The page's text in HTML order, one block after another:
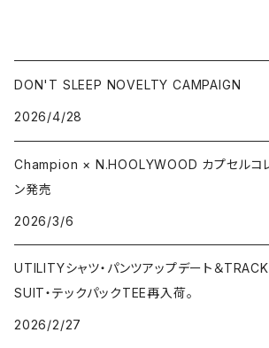
DON'T SLEEP NOVELTY CAMPAIGN
2026/4/28
Champion × N.HOOLYWOOD カプセルコレクショ
ン発売
2026/3/6
UTILITYシャツ・パンツアップデート＆TRACK
SUIT・テックパックTEE再入荷。
2026/2/27